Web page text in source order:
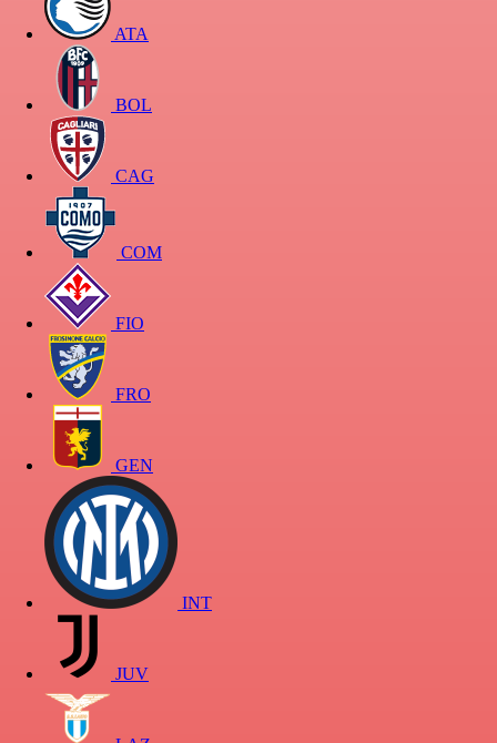
ATA
BOL
CAG
COM
FIO
FRO
GEN
INT
JUV